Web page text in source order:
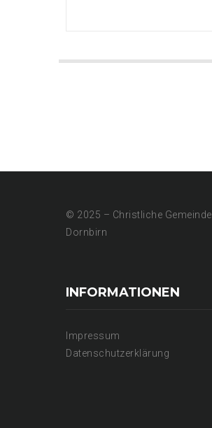
© 2025 – Christliche Gemeinde
Dornbirn
INFORMATIONEN
Impressum
Datenschutzerklärung